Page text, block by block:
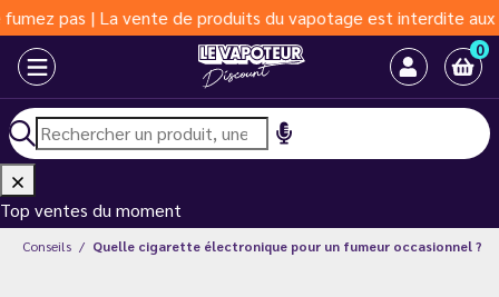
vente de produits du vapotage est interdite aux moins de
0
Top ventes du moment
Conseils Quelle cigarette électronique pour un fumeur occasionnel ?